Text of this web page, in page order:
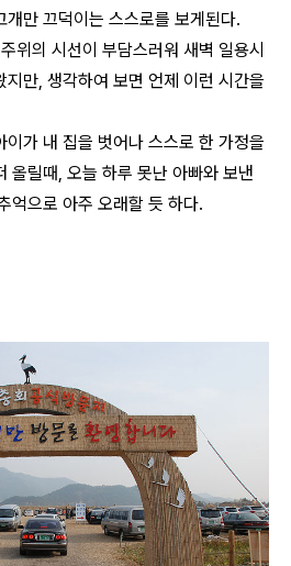
만 끄덕이는 스스로를 보게된다.
위의 시선이 부담스러워 새벽 일용시
만, 생각하여 보면 언제 이런 시간을
가 내 집을 벗어나 스스로 한 가정을
올릴때, 오늘 하루 못난 아빠와 보낸
억으로 아주 오래할 듯 하다.